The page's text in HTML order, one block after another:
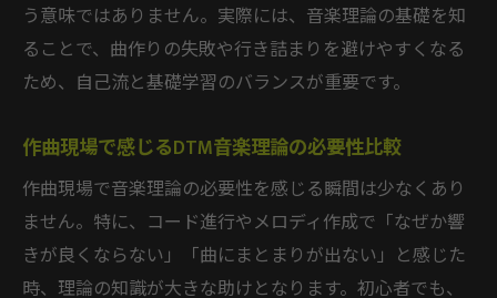
う意味ではありません。実際には、音楽理論の基礎を知
ることで、曲作りの失敗や行き詰まりを避けやすくなる
ため、自己流と基礎学習のバランスが重要です。
作曲現場で感じるDTM音楽理論の必要性比較
作曲現場で音楽理論の必要性を感じる瞬間は少なくあり
ません。特に、コード進行やメロディ作成で「なぜか響
きが良くならない」「曲にまとまりが出ない」と感じた
時、理論の知識が大きな助けとなります。初心者でも、